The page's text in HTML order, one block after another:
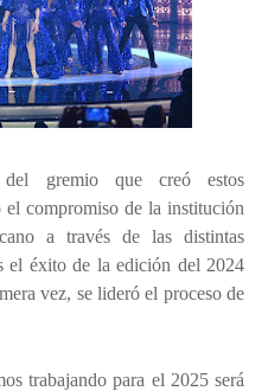
del gremio que creó estos
compromiso de la institución
a través de las distintas
el éxito de la edición del 2024
vez, se lideró el proceso de
trabajando para el 2025 será